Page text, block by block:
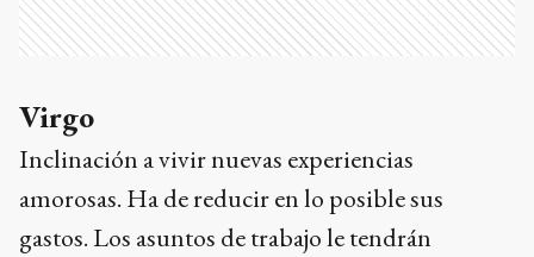
Virgo
Inclinación a vivir nuevas experiencias
amorosas. Ha de reducir en lo posible sus
gastos. Los asuntos de trabajo le tendrán